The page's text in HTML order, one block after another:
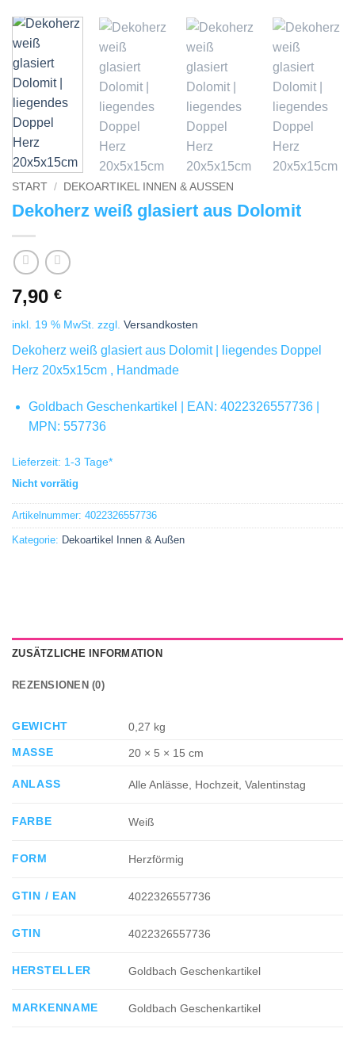
START / DEKOARTIKEL INNEN & AUSSEN
Dekoherz weiß glasiert aus Dolomit
7,90 €
inkl. 19 % MwSt. zzgl. Versandkosten
Dekoherz weiß glasiert aus Dolomit | liegendes Doppel
Herz 20x5x15cm , Handmade
Goldbach Geschenkartikel | EAN: 4022326557736 |
MPN: 557736
Lieferzeit: 1-3 Tage*
Nicht vorrätig
Artikelnummer: 4022326557736
Kategorie: Dekoartikel Innen & Außen
ZUSÄTZLICHE INFORMATION
REZENSIONEN (0)
GEWICHT
0,27 kg
MASSE
20 × 5 × 15 cm
ANLASS Alle Anlässe, Hochzeit, Valentinstag
FARBE Weiß
FORM Herzförmig
GTIN / EAN 4022326557736
GTIN 4022326557736
HERSTELLER Goldbach Geschenkartikel
MARKENNAME Goldbach Geschenkartikel